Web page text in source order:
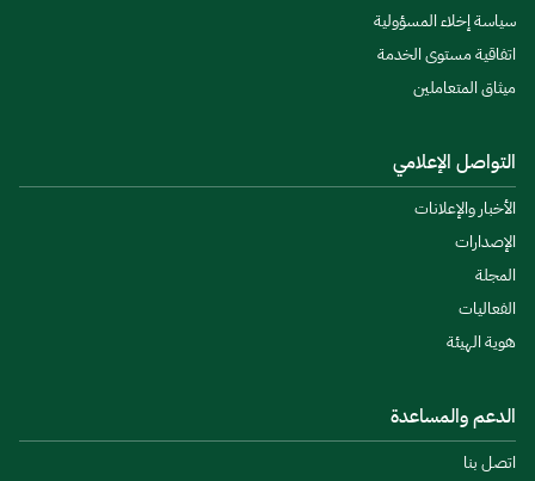
سياسة إخلاء المسؤولية
اتفاقية مستوى الخدمة
ميثاق المتعاملين
التواصل الإعلامي
الأخبار والإعلانات
الإصدارات
المجلة
الفعاليات
هوية الهيئة
الدعم والمساعدة
اتصل بنا